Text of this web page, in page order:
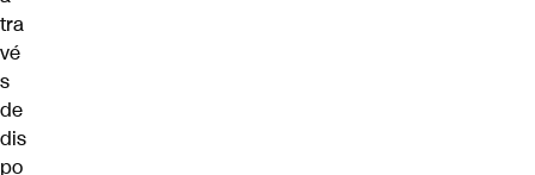
tra
vé
s
de
dis
po